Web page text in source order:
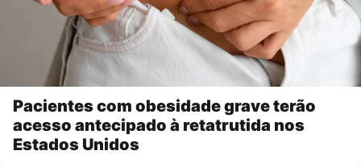
Pacientes com obesidade grave terão
acesso antecipado à retatrutida nos
Estados Unidos